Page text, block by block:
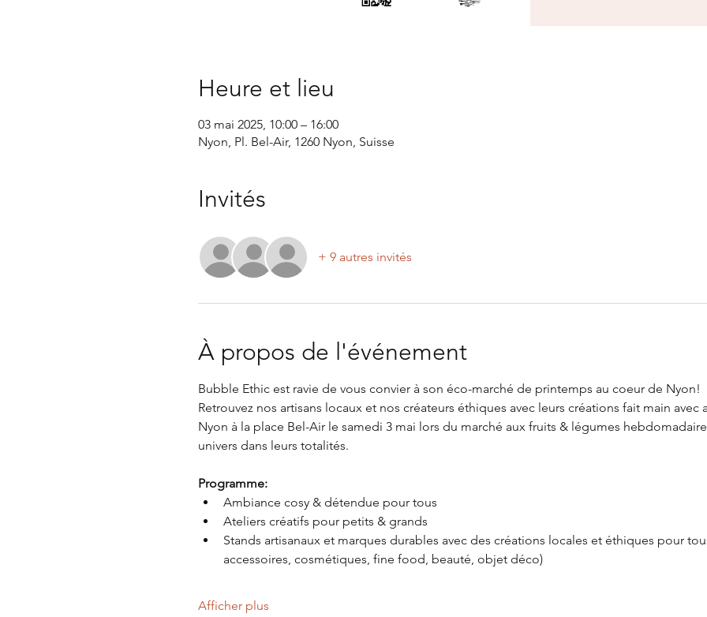
Heure et lieu
03 mai 2025, 10:00 – 16:00
Nyon, Pl. Bel-Air, 1260 Nyon, Suisse
Invités
+ 9 autres invités
À propos de l'événement
Bubble Ethic est ravie de vous convier à son éco-marché de printemps au coeur de Nyon!
Retrouvez nos artisans locaux et nos créateurs éthiques avec leurs créations fait main avec
Nyon à la place Bel-Air le samedi 3 mai lors du marché aux fruits & légumes
univers dans leurs totalités.
Programme:
Ambiance cosy & détendue pour tous
Ateliers créatifs pour petits & grands
Stands artisanaux et marques durables avec des créations locales et éthiques pour
accessoires, cosmétiques, fine food, beauté, objet déco)
Afficher plus